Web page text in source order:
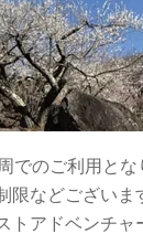
のご利用とな
などございま
トアドベンチャ